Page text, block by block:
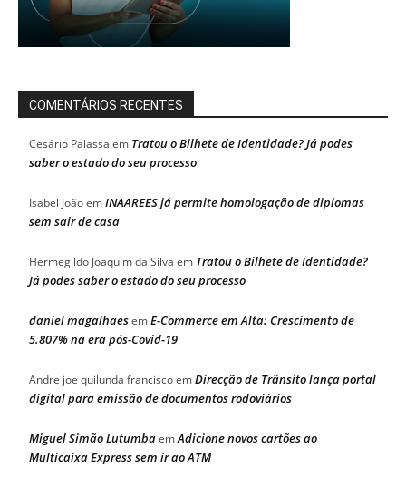
COMENTÁRIOS RECENTES
Cesário Palassa em Tratou o Bilhete de Identidade? Já podes
saber o estado do seu processo
Isabel JoãoemINAAREES já permite homologação de diplomas
sem sair de casa
Hermegildo Joaquim da Silva em Tratou o Bilhete de Identidade?
Já podes saber o estado do seu processo
daniel magalhaesemE-Commerce em Alta: Crescimento de
5.807% na era pós-Covid-19
Andre joe quilunda franciscoemDirecção de Trânsito lança portal
digital para emissão de documentos rodoviários
Miguel Simão LutumbaemAdicione novos cartões ao
Multicaixa Express sem ir ao ATM